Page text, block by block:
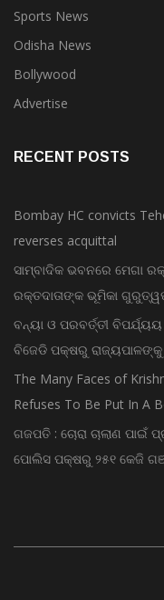
Sports News
Odisha News
Bollywood
Advertise
RECENT POSTS
Bombay HC convicts
reverses acquittal
ସାମ୍ବାଦିକ ଭବନରେ ମେଗା
ରକ୍ତଦାତାଙ୍କ ଭୂମିକା
ବନ୍ୟା ଓ ପରବର୍ତ୍ତୀ
ବିଜେଡି ପକ୍ଷରୁ ରାଜ୍ୟପାଳଙ୍କୁ
The Many Faces of
Refuses To Be Put In A
ଗଜପତି : ଚୋରା ଚାଲାଣ
ପୋଲିସ ପକ୍ଷରୁ ୨୫୧ କେଜି